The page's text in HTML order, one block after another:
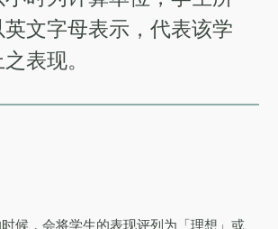
文字母表示，代表该学
表现。
候，会将学生的表现评列为「理想」或